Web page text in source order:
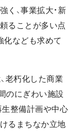
、事業拡大・新
ることが多い点
化なども求めて
老朽化した商業
のにぎわい施設
生整備計画や中心
るまちなか立地